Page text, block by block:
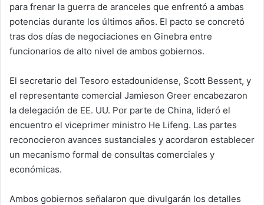
para frenar la guerra de aranceles que enfrentó a ambas
potencias durante los últimos años. El pacto se concretó
tras dos días de negociaciones en Ginebra entre
funcionarios de alto nivel de ambos gobiernos.
El secretario del Tesoro estadounidense, Scott Bessent, y
el representante comercial Jamieson Greer encabezaron
la delegación de EE. UU. Por parte de China, lideró el
encuentro el viceprimer ministro He Lifeng. Las partes
reconocieron avances sustanciales y acordaron establecer
un mecanismo formal de consultas comerciales y
económicas.
Ambos gobiernos señalaron que divulgarán los detalles